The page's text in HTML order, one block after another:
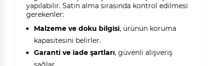
yapılabilir. Satın alma sırasında kontrol edilmesi
gerekenler:
Malzeme ve doku bilgisi, ürünün koruma
kapasitesini belirler.
Garanti ve iade şartları, güvenli alışveriş